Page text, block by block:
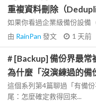
重複資料刪除（
如果你看過企業級備份設備
由 RainPan 發文 1 天前
# [Backup] 備份界最常
為什麼「沒演練過的備
這個系列第4篇聊過「有備
尾：怎麼確定救得回來...